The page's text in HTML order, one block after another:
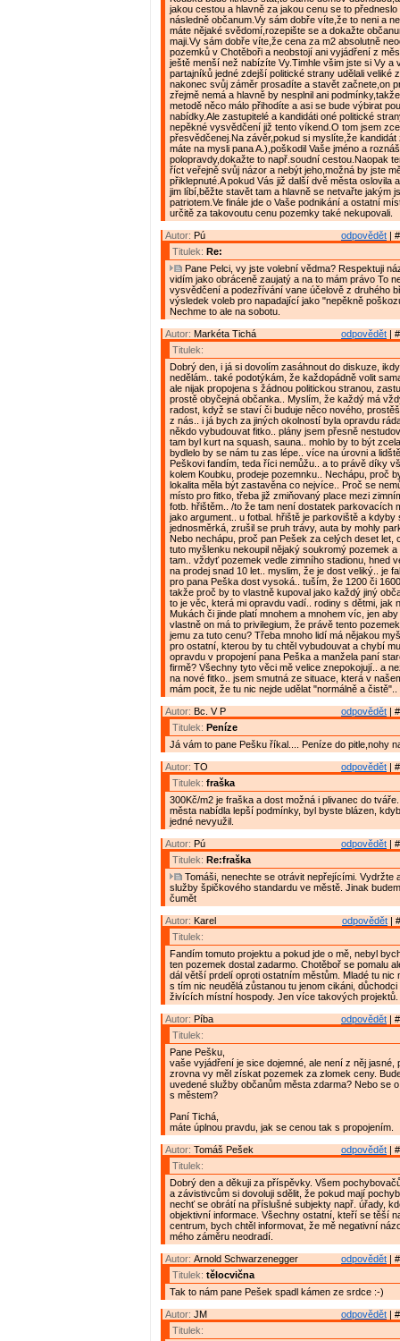
jakou cestou a hlavně za jakou cenu se to předneslo
následně občanum.Vy sám dobře víte,že to neni a
máte nějaké svědomí,rozepište se a dokažte
maji.Vy sám dobře víte,že cena za m2 absolutně
pozemků v Chotěboři a neobstojí ani vyjádření z
ještě menší než nabízíte Vy.Timhle všim jste si Vy a
partajníků jedné zdejší politické strany udělali veliké
nakonec svůj záměr prosadíte a stavět začnete,on
zřejmě nemá a hlavně by nesplnil ani
metodě něco málo přihodíte a asi se bude výbirat
nabídky.Ale zastupitelé a kandidáti oné politické
nepěkné vysvědčení již tento víkend.O tom jsem
přesvědčenej.Na závěr,pokud si myslíte,že kandidát
máte na mysli pana A.),poškodil Vaše jméno a
polopravdy,dokažte to např.soudní cestou.Naopak
říct veřejně svůj názor a nebýt jeho,možná by jste
přiklepnuté.A pokud Vás již další dvě města oslovila
jim líbí,běžte stavět tam a hlavně se netvařte jakým
patriotem.Ve finále jde o Vaše podnikání a ostatní
určitě za takovoutu cenu pozemky také nekupovali.
odpovědět |
Autor: Pú
Titulek: Re:
Pane Pelci, vy jste volební vědma? Respektuji
vidím jako obráceně zaujatý a na to mám právo To
vysvědčení a podezřívání vane účelově z druhého
výsledek voleb pro napadající jako "nepěkně
Nechme to ale na sobotu.
odpovědět |
Autor: Markéta Tichá
Titulek:
Dobrý den, i já si dovolím zasáhnout do diskuze,
nedělám.. také podotýkám, že každopádně volit
ale nijak propojena s žádnou politickou stranou,
prostě obyčejná občanka.. Myslím, že každý má
radost, když se staví či buduje něco nového,
z nás.. i já bych za jiných okolností byla opravdu
někdo vybudouvat fitko.. plány jsem přesně
tam byl kurt na squash, sauna.. mohlo by to být
bydlelo by se nám tu zas lépe.. více na úrovni a
Peškovi fandím, teda říci nemůžu.. a to právě díky
kolem Koubku, prodeje pozemnku.. Nechápu, proč
lokalita měla být zastavěna co nejvíce.. Proč se
místo pro fitko, třeba již zmiňovaný place mezi
fotb. hřištěm.. /to že tam není dostatek parkovacích
jako argument.. u fotbal. hřiště je parkoviště a kdyby
jednosměrká, zrušil se pruh trávy, auta by mohly
Nebo nechápu, proč pan Pešek za celých deset let,
tuto myšlenku nekoupil nějaký soukromý pozemek a
tam.. vždyť pozemek vedle zimního stadionu, hned
na prodej snad 10 let.. myslim, že je dost veliký.. je
pro pana Peška dost vysoká.. tuším, že 1200 či
takže proč by to vlastně kupoval jako každý jiný
to je věc, která mi opravdu vadí.. rodiny s dětmi, jak
Mukách či jinde platí mnohem a mnohem víc, jen
vlastně on má to privilegium, že právě tento
jemu za tuto cenu? Třeba mnoho lidí má nějakou
pro ostatní, kterou by tu chtěl vybudouvat a chybí
opravdu v propojení pana Peška a manžela paní
firmě? Všechny tyto věci mě velice znepokojují.. a
na nové fitko.. jsem smutná ze situace, která v
mám pocit, že tu nic nejde udělat "normálně a čistě"..
odpovědět |
Autor: Bc. V P
Titulek: Peníze
Já vám to pane Pešku říkal.... Peníze do pitle,nohy
odpovědět |
Autor: TO
Titulek: fraška
300Kč/m2 je fraška a dost možná i plivanec do
města nabídla lepší podmínky, byl byste blázen,
jedné nevyužil.
odpovědět |
Autor: Pú
Titulek: Re:fraška
Tomáši, nenechte se otrávit nepřejícími. Vydržte
služby špičkového standardu ve městě. Jinak
čumět
odpovědět |
Autor: Karel
Titulek:
Fandím tomuto projektu a pokud jde o mě, nebyl
ten pozemek dostal zadarmo. Chotěboř se pomalu
dál větší prdelí oproti ostatním městům. Mladé tu nic
s tím nic neudělá zůstanou tu jenom cikáni,
živících místní hospody. Jen více takových projektů.
odpovědět |
Autor: Píba
Titulek:
Pane Pešku,
vaše vyjádření je sice dojemné, ale není z něj jasné,
zrovna vy měl získat pozemek za zlomek ceny.
uvedené služby občanům města zdarma? Nebo se
s městem?
Paní Tichá,
máte úplnou pravdu, jak se cenou tak s propojením.
odpovědět |
Autor: Tomáš Pešek
Titulek:
Dobrý den a děkuji za příspěvky. Všem
a závistivcům si dovoluji sdělit, že pokud mají
nechť se obrátí na příslušné subjekty např. úřady,
objektivní informace. Všechny ostatní, kteří se těší
centrum, bych chtěl informovat, že mě negativní
mého záměru neodradí.
odpovědět |
Autor: Arnold Schwarzenegger
Titulek: tělocvična
Tak to nám pane Pešek spadl kámen ze srdce :-)
odpovědět |
Autor: JM
Titulek: